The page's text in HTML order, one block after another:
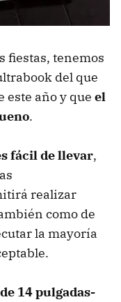
fiestas, tenemos
del que
año y que el
.
fácil de llevar,
realizar
como de
la mayoría
14 pulgadas-